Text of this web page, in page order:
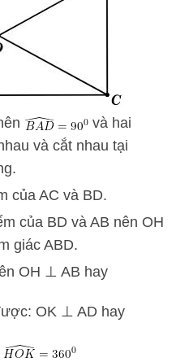
và hai
và cắt nhau tại
của AC và BD.
của BD và AB nên OH
giác ABD.
OH ⊥ AB hay
OK ⊥ AD hay